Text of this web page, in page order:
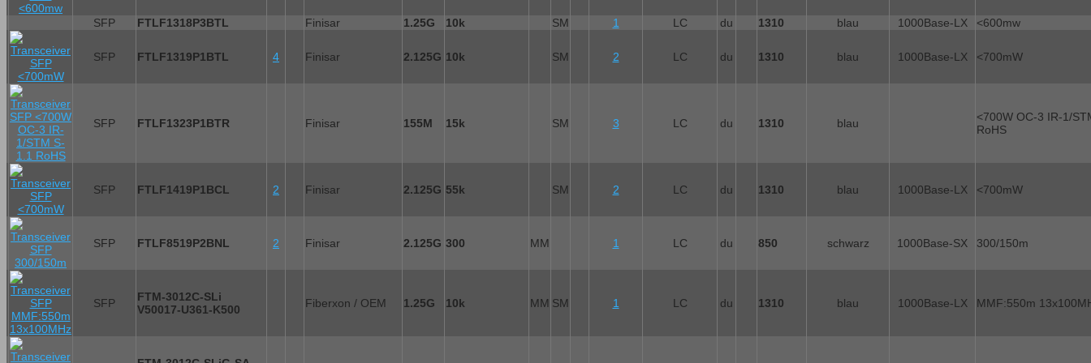
SFP FTLF1318P3BTL Finisar 1.25G 10k SM 1 LC du 1310 blau 1000Base-LX <600mw
SFP FTLF1319P1BTL 4 Finisar 2.125G 10k SM 2 LC du 1310 blau 1000Base-LX <700mW
SFP FTLF1323P1BTR Finisar 155M 15k SM 3 LC du 1310 blau
<700W OC-3 IR-1/
RoHS
SFP FTLF1419P1BCL 2 Finisar 2.125G 55k SM 2 LC du 1310 blau 1000Base-LX <700mW
SFP FTLF8519P2BNL 2 Finisar 2.125G 300 MM 1 LC du 850 schwarz 1000Base-SX 300/150m
SFP
FTM-3012C-SLi
V50017-U361-K500
Fiberxon / OEM 1.25G 10k MM SM 1 LC du 1310 blau 1000Base-LX MMF:550m